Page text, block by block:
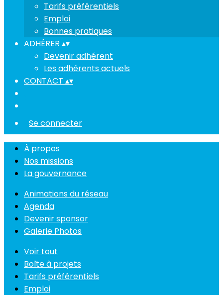
Tarifs préférentiels
Emploi
Bonnes pratiques
ADHÉRER ▴▾
Devenir adhérent
Les adhérents actuels
CONTACT ▴▾
Se connecter
À propos
Nos missions
La gouvernance
Animations du réseau
Agenda
Devenir sponsor
Galerie Photos
Voir tout
Boîte à projets
Tarifs préférentiels
Emploi